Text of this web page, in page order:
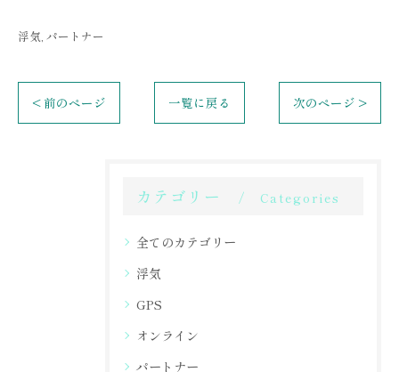
浮気 パートナー
< 前のページ 一覧に戻る 次のページ >
カテゴリー Categories
全てのカテゴリー
浮気
GPS
オンライン
パートナー